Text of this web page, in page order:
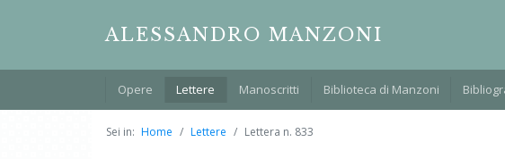
ALESSANDRO MANZONI
Opere Lettere Manoscritti Biblioteca di Manzoni
Sei in: Home Lettere Lettera n. 833